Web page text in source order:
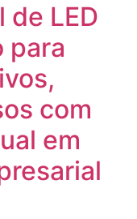
de LED
para
com
em